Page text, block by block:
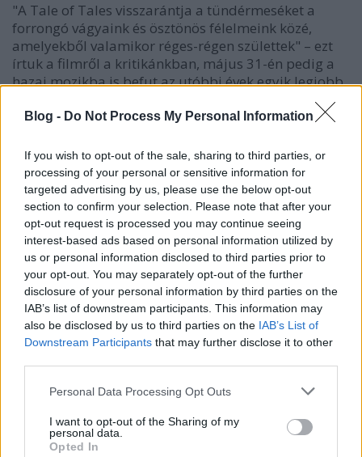
Blog - Do Not Process My Personal Information
If you wish to opt-out of the sale, sharing to third parties, or
processing of your personal or sensitive information for
targeted advertising by us, please use the below opt-out
section to confirm your selection. Please note that after your
opt-out request is processed you may continue seeing
interest-based ads based on personal information utilized by
us or personal information disclosed to third parties prior to
your opt-out. You may separately opt-out of the further
disclosure of your personal information by third parties on the
IAB’s list of downstream participants. This information may
also be disclosed by us to third parties on the IAB’s List of
Downstream Participants that may further disclose it to other
Please note that this website/app uses one or more Google
not limited to your visit or usage behaviour. You may click to
grant or deny consent to Google and its third-party tags to
Personal Data Processing Opt Outs
I want to opt-out of the Sharing of my
personal data.
Opted In
"A Tale of Tales visszarántja a tündérmeséket a
forrongó vágyaink és ösztönös félelmeink közé,
amelyekből valamikor réges-régen születtek" – ezt
írtuk a filmről a kritikánkban, május 31-én pedig a
hazai mozikba is befut az utóbbi évek egyik legjobb
fantasyje, a Szörnyek és szerelmek (Il racconto dei…
2001: Űrodüsszeia 50. évfordulós
villám-nyereményjáték
Supernatural Movies•2018. május 18.